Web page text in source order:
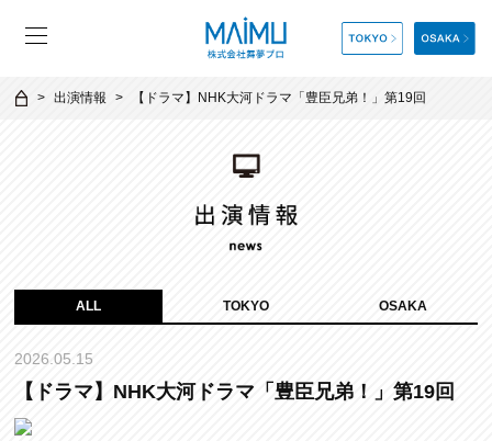
出演情報 【ドラマ】NHK大河ドラマ「豊臣兄弟！」第19回
ALL TOKYO OSAKA
2026.05.15
【ドラマ】NHK大河ドラマ「豊臣兄弟！」第19回